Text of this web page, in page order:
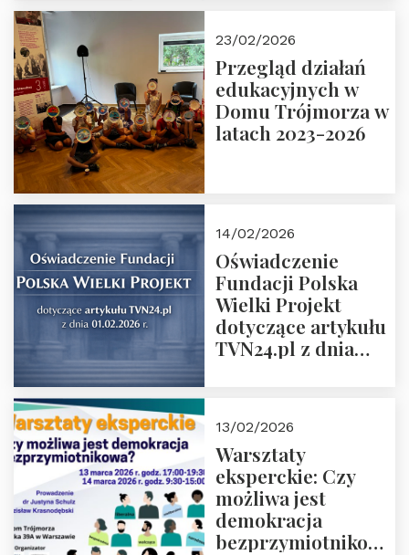
Rozmawiają red.
Grzegorz Górny i
prof. Michał
Łuczewski
23/02/2026
Przegląd działań
edukacyjnych w
Domu Trójmorza w
latach 2023-2026
14/02/2026
Oświadczenie
Fundacji Polska
Wielki Projekt
dotyczące artykułu
TVN24.pl z dnia
13/02/2026
Warsztaty
eksperckie: Czy
możliwa jest
demokracja
bezprzymiotnikowa?